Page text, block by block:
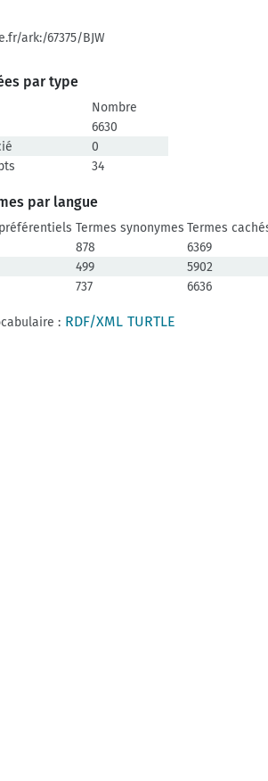
ark:/67375/BJW
par type
Nombre
6630
0
34
par langue
Termes synonymes Termes
878
6369
499
5902
737 6636
: RDF/XML TURTLE